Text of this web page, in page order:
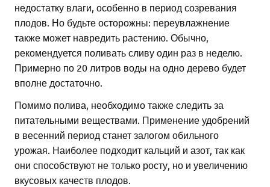
недостатку влаги, особенно в период созревания
плодов. Но будьте осторожны: переувлажнение
также может навредить растению. Обычно,
рекомендуется поливать сливу один раз в неделю.
Примерно по 20 литров воды на одно дерево будет
вполне достаточно.
Помимо полива, необходимо также следить за
питательными веществами. Применение удобрений
в весенний период станет залогом обильного
урожая. Наиболее подходит кальций и азот, так как
они способствуют не только росту, но и увеличению
вкусовых качеств плодов.